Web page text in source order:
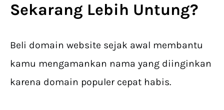
Sekarang Lebih Untung?
Beli domain website sejak awal membantu
kamu mengamankan nama yang diinginkan
karena domain populer cepat habis.